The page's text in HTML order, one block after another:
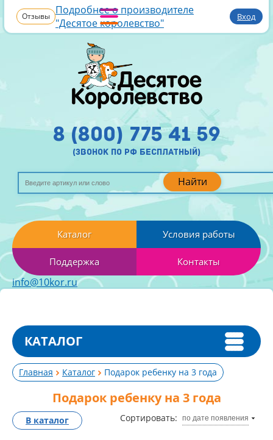
Отзывы Подробнее о производителе
"Десятое королевство"
Вход
Найти
8 (800) 775 41 59
(звонок по рф бесплатный)
Каталог Условия работы
Поддержка Контакты
info@10kor.ru
КАТАЛОГ
Главная Каталог Подарок ребенку на 3 года
Подарок ребенку на 3 года
Сортировать: по дате появления
В каталог